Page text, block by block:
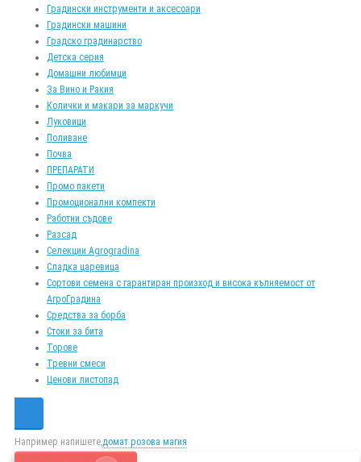
Градински инструменти и аксесоари
Градински машини
Градско градинарство
Детска серия
Домашни любимци
За Вино и Ракия
Колички и макари за маркучи
Луковици
Поливане
Почва
ПРЕПАРАТИ
Промо пакети
Промоционални компекти
Работни съдове
Разсад
Селекции Agrogradina
Сладка царевица
Сортови семена с гарантиран произход и висока кълняемост от
АгроГрадина
Средства за борба
Стоки за бита
Торове
Тревни смеси
Ценови листопад
Например напишете,домат розова магия